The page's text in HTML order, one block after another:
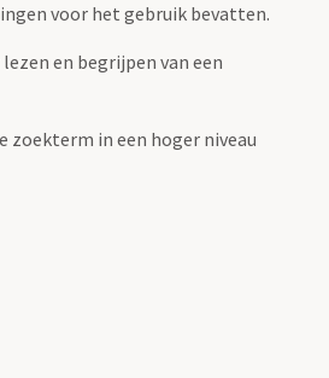
voor het gebruik bevatten.
en begrijpen van een
zoekterm in een hoger niveau